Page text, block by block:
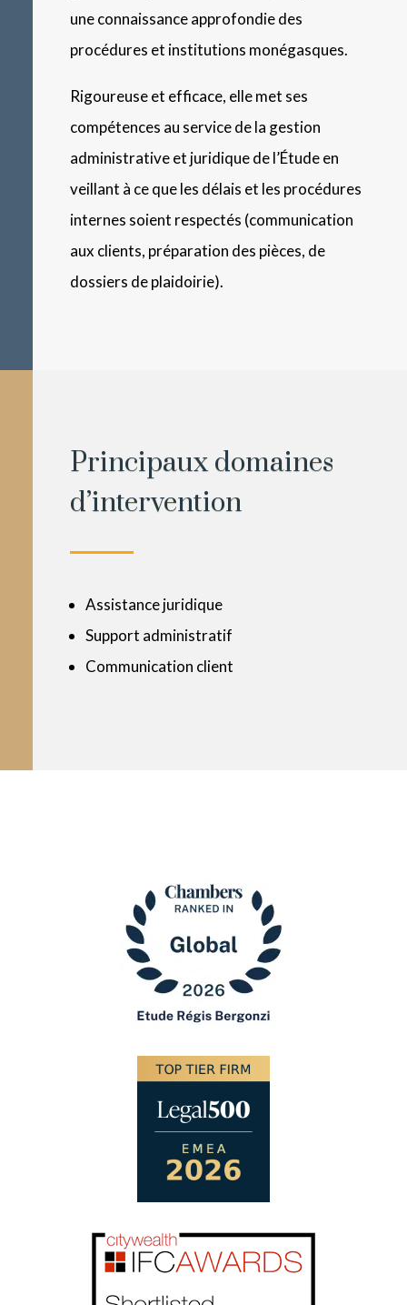
une connaissance approfondie des
procédures et institutions monégasques.
Rigoureuse et efficace, elle met ses
compétences au service de la gestion
administrative et juridique de l’Étude en
veillant à ce que les délais et les procédures
internes soient respectés (communication
aux clients, préparation des pièces, de
dossiers de plaidoirie).
Principaux domaines
d’intervention
Assistance juridique
Support administratif
Communication client